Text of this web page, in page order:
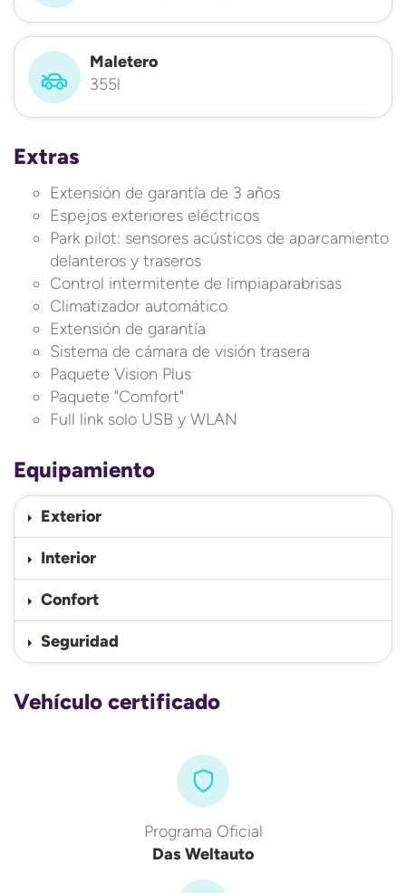
Maletero
355l
Extras
Extensión de garantía de 3 años
Espejos exteriores eléctricos
Park pilot: sensores acústicos de aparcamiento
delanteros y traseros
Control intermitente de limpiaparabrisas
Climatizador automático
Extensión de garantía
Sistema de cámara de visión trasera
Paquete Vision Plus
Paquete "Comfort"
Full link solo USB y WLAN
Equipamiento
Exterior
Interior
Confort
Seguridad
Vehículo certificado
Programa Oficial
Das Weltauto